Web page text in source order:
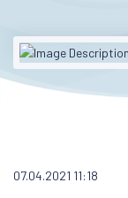
07.04.2021 11:18